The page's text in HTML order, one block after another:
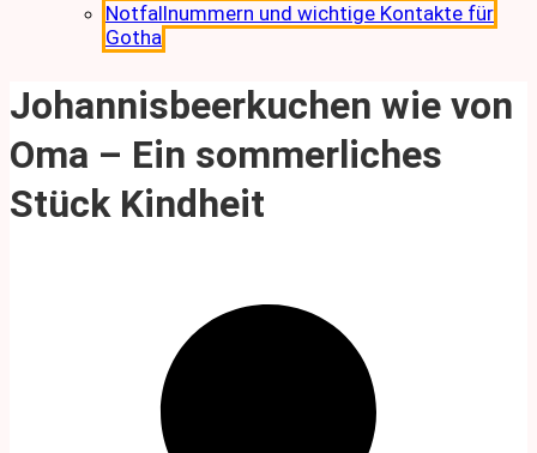
Notfallnummern und wichtige Kontakte für
Gotha
Johannisbeerkuchen wie von
Oma – Ein sommerliches
Stück Kindheit